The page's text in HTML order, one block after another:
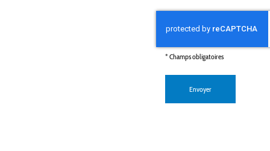
* Champs obligatoires